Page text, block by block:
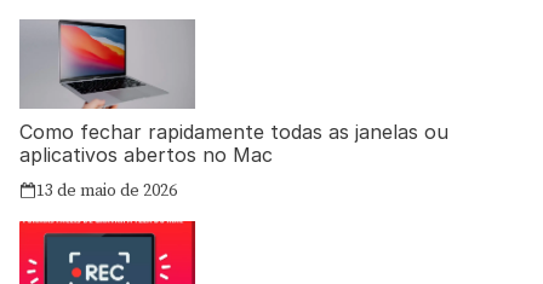
Como fechar rapidamente todas as janelas ou
aplicativos abertos no Mac
13 de maio de 2026